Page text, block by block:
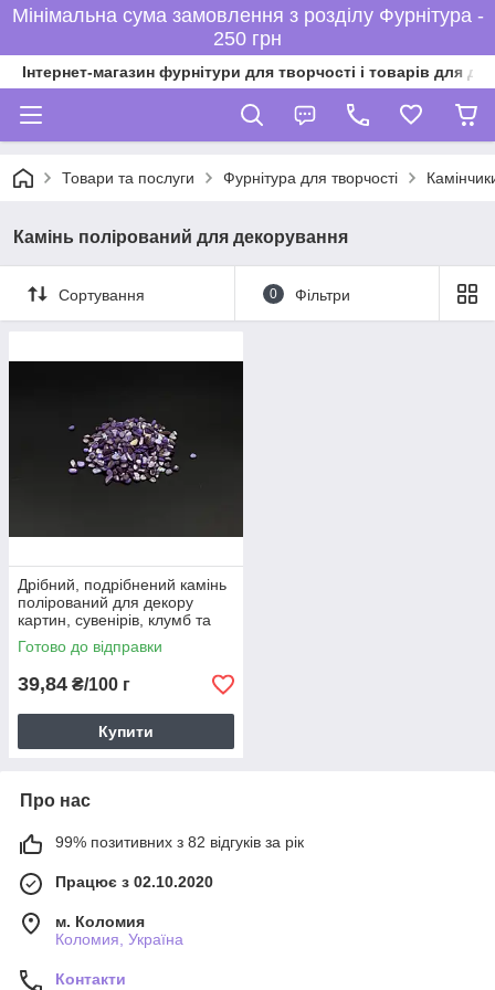
Мінімальна сума замовлення з розділу Фурнітура -
250 грн
Інтернет-магазин фурнітури для творчості і товарів для
Товари та послуги Фурнітура для творчості
Камінь полірований для декорування
Сортування 0 Фільтри
Дрібний, подрібнений камінь
полірований для декору
картин, сувенірів, клумб та
інтер'єрів, колір бузок
Готово до відправки
39,84 ₴/100 г
Купити
Про нас
99% позитивних з 82 відгуків за рік
Працює з 02.10.2020
м. Коломия
Коломия, Україна
Контакти